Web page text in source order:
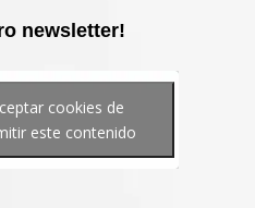
newsletter!
cookies de
este contenido